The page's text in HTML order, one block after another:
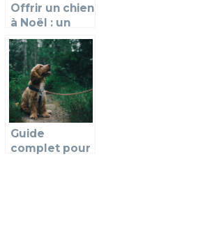
Offrir un chien
à Noël : un
cadeau
magique mais
pas anodin !
Guide
complet pour